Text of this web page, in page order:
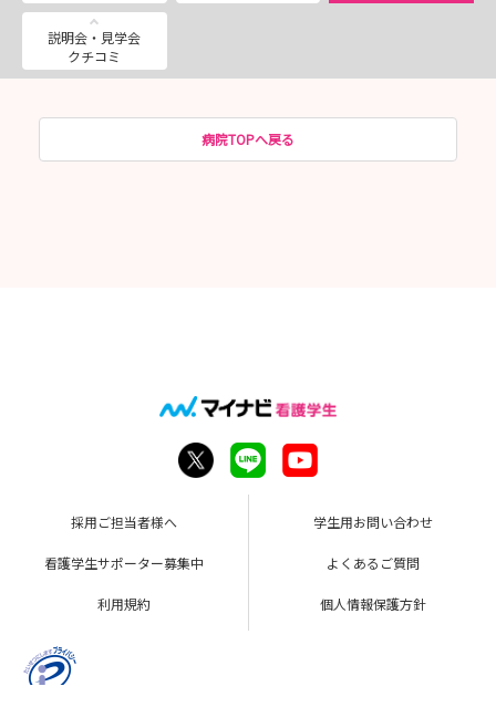
説明会・見学会
クチコミ
病院TOPへ戻る
採用ご担当者様へ 学生用お問い合わせ
看護学生サポーター募集中 よくあるご質問
利用規約 個人情報保護方針